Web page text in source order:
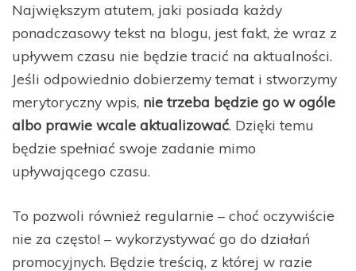
Największym atutem, jaki posiada każdy
ponadczasowy tekst na blogu, jest fakt, że wraz z
upływem czasu nie będzie tracić na aktualności.
Jeśli odpowiednio dobierzemy temat i stworzymy
merytoryczny wpis, nie trzeba będzie go w ogóle
albo prawie wcale aktualizować. Dzięki temu
będzie spełniać swoje zadanie mimo
upływającego czasu.
To pozwoli również regularnie – choć oczywiście
nie za często! – wykorzystywać go do działań
promocyjnych. Będzie treścią, z której w razie